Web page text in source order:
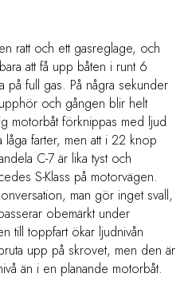
ratt och ett gasreglage, och
att få upp båten i runt 6
på full gas. På några sekunder
och gången blir helt
motorbåt förknippas med ljud
farter, men att i 22 knop
C-7 är lika tyst och
S-Klass på motorvägen.
man gör inget svall,
obemärkt under
till toppfart ökar ljudnivån
upp på skrovet, men den är
än i en planande motorbåt.